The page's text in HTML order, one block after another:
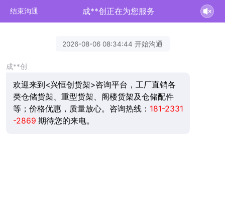
结束沟通 成**创正在为您服务
2026-08-06 08:34:44 开始沟通
成**创
欢迎来到<兴恒创货架>咨询平台，工厂直销各
类仓储货架、重型货架、阁楼货架及仓储配件
等；价格优惠，质量放心。咨询热线： 181-2331
-2869 期待您的来电。